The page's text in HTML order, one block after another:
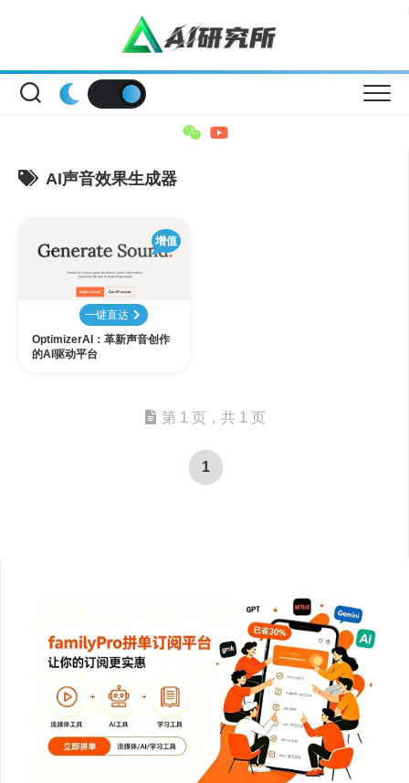
AI声音效果生成器
增值
一键直达
OptimizerAI：革新声音创作
的AI驱动平台
第 1 页，共 1 页
1